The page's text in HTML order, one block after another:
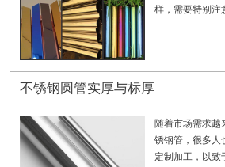
样，需要特别注
不锈钢圆管实厚与标厚
随着市场需求越
锈钢管，很多人
定制加工，以致